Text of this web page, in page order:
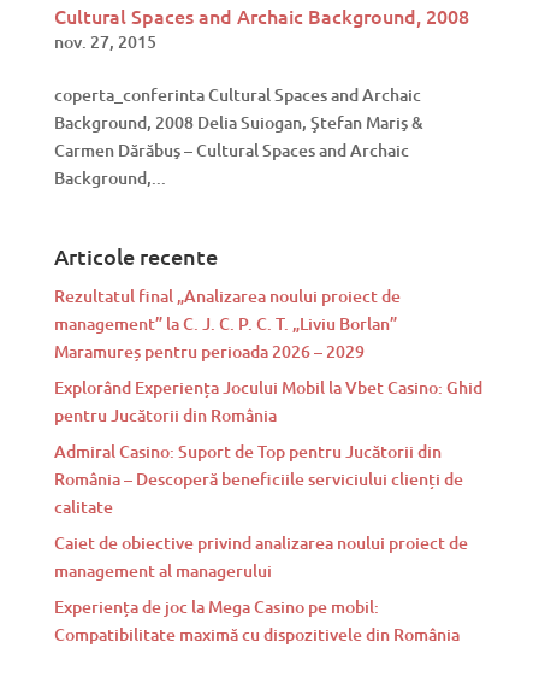
Cultural Spaces and Archaic Background, 2008
nov. 27, 2015
coperta_conferinta Cultural Spaces and Archaic
Background, 2008 Delia Suiogan, Ştefan Mariş &
Carmen Dărăbuş – Cultural Spaces and Archaic
Background,...
Articole recente
Rezultatul final „Analizarea noului proiect de
management” la C. J. C. P. C. T. „Liviu Borlan”
Maramureș pentru perioada 2026 – 2029
Explorând Experiența Jocului Mobil la Vbet Casino: Ghid
pentru Jucătorii din România
Admiral Casino: Suport de Top pentru Jucătorii din
România – Descoperă beneficiile serviciului clienți de
calitate
Caiet de obiective privind analizarea noului proiect de
management al managerului
Experiența de joc la Mega Casino pe mobil:
Compatibilitate maximă cu dispozitivele din România